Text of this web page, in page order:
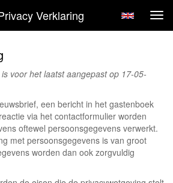
Verklaring
voor het laatst aangepast op 17-05-
een bericht in het gastenboek
via het contactformulier worden
oftewel persoonsgegevens verwerkt.
met persoonsgegevens is van groot
worden dan ook zorgvuldig